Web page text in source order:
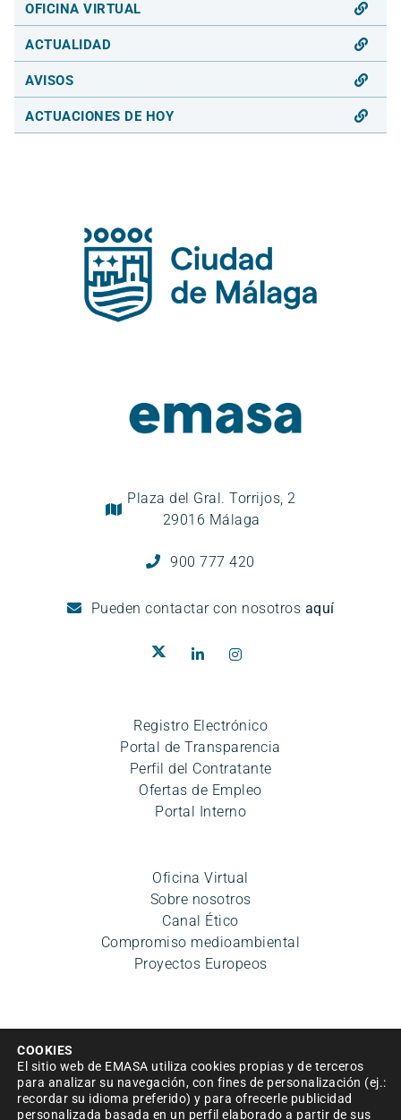
OFICINA VIRTUAL
ACTUALIDAD
AVISOS
ACTUACIONES DE HOY
Plaza del Gral. Torrijos, 2
29016 Málaga
900 777 420
Pueden contactar con nosotros aquí
Registro Electrónico
Portal de Transparencia
Perfil del Contratante
Ofertas de Empleo
Portal Interno
Oficina Virtual
Sobre nosotros
Canal Ético
Compromiso medioambiental
Proyectos Europeos
Aviso legal| Política de privacidad |Condiciones de uso
COOKIES
El sitio web de EMASA utiliza cookies propias y de terceros
para analizar su navegación, con fines de personalización (ej.:
recordar su idioma preferido) y para ofrecerle publicidad
personalizada basada en un perfil elaborado a partir de sus